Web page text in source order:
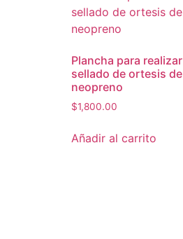
Plancha para realizar
sellado de ortesis de
neopreno
$1,800.00
Añadir al carrito